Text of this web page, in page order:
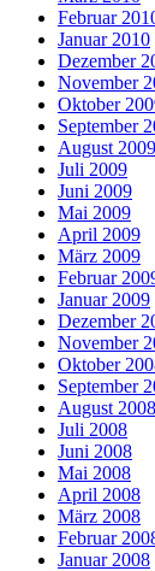
Februar
Januar 2010
Dezember
November
Oktober
September
August 2009
Juli 2009
Juni 2009
Mai 2009
April 2009
März 2009
Februar
Januar 2009
Dezember
November
Oktober
September
August 2008
Juli 2008
Juni 2008
Mai 2008
April 2008
März 2008
Februar
Januar 2008